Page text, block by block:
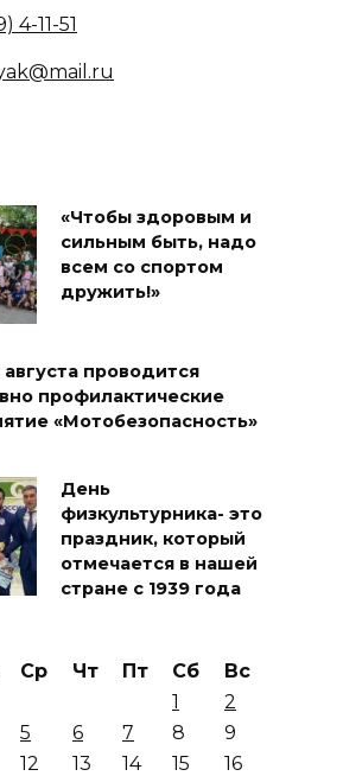
4-11-51
«Чтобы здоровым и
сильным быть, надо
всем со спортом
дружить!»
августа проводится
профилактические
«Мотобезопасность»
День
физкультурника- это
праздник, который
отмечается в нашей
стране с 1939 года
Ср Чт Пт Сб
Вс
1
2
5 6 7 8
9
12 13 14 15
16